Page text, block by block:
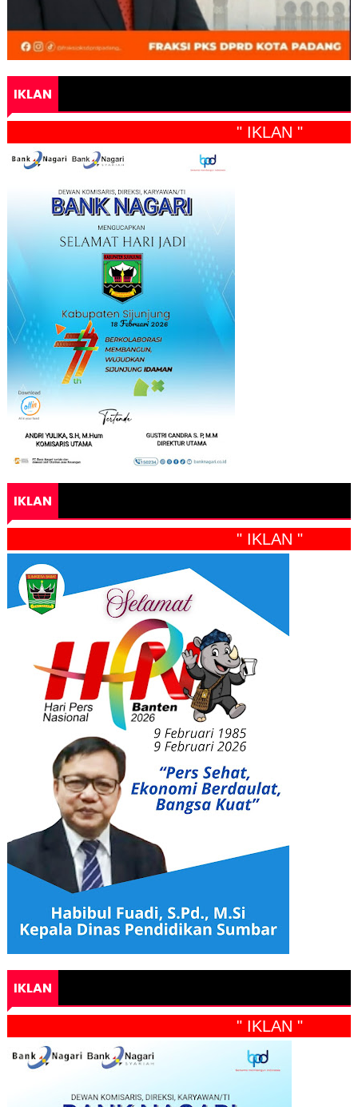
IKLAN
" IKLAN "
IKLAN
" IKLAN "
IKLAN
" IKLAN "